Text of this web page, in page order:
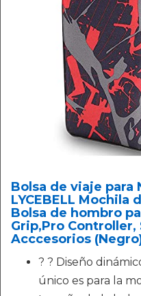
Bolsa de viaje para
LYCEBELL
Bolsa de hombro
Grip,Pro
Acccesorios
? ? Diseño
único es para la